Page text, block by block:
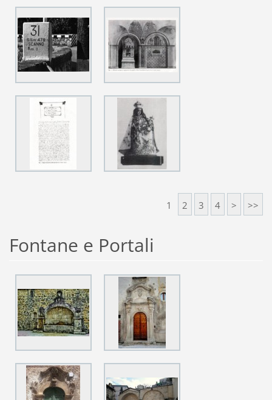
1 2 3 4 > >>
Fontane e Portali